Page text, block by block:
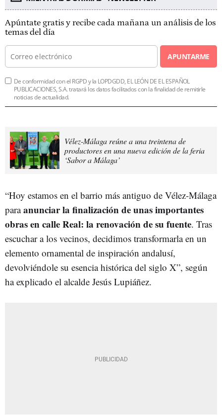
Apúntate gratis y recibe cada mañana un análisis de los
temas del día
APUNTARME
De conformidad con el RGPD y la LOPDGDD, EL LEÓN DE EL ESPAÑOL
PUBLICACIONES, S.A. tratará los datos facilitados con la finalidad de remitirle
noticias de actualidad.
Vélez-Málaga reúne a una treintena de
productores en una nueva edición de la feria
‘Sabor a Málaga’
“Hoy estamos en el barrio más antiguo de Vélez-Málaga
paraanunciar la finalización de unas importantes
obras en calle Real: la renovación de su fuente. Tras
escuchar a los vecinos, decidimos transformarla en un
elemento ornamental de inspiración andalusí,
devolviéndole su esencia histórica del siglo X”, según
ha explicado el alcalde Jesús Lupiáñez.